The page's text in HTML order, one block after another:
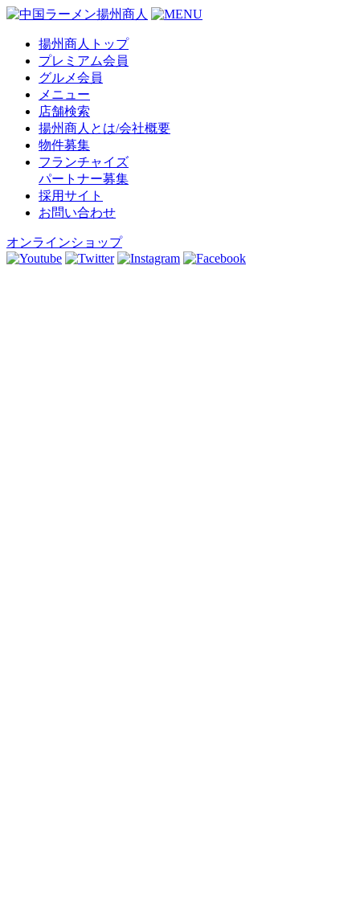
揚州商人トップ
プレミアム会員
グルメ会員
メニュー
店舗検索
揚州商人とは/会社概要
物件募集
フランチャイズ
パートナー募集
採用サイト
お問い合わせ
オンラインショップ